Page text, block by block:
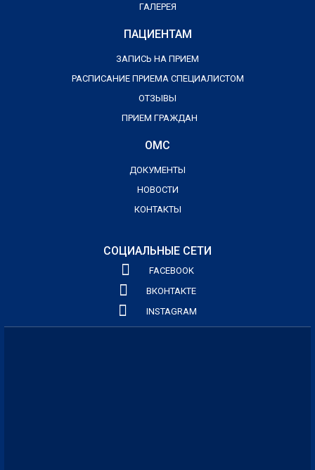
ГАЛЕРЕЯ
ПАЦИЕНТАМ
ЗАПИСЬ НА ПРИЕМ
РАСПИСАНИЕ ПРИЕМА СПЕЦИАЛИСТОМ
ОТЗЫВЫ
ПРИЕМ ГРАЖДАН
ОМС
ДОКУМЕНТЫ
НОВОСТИ
КОНТАКТЫ
СОЦИАЛЬНЫЕ СЕТИ
FACEBOOK
ВКОНТАКТЕ
INSTAGRAM